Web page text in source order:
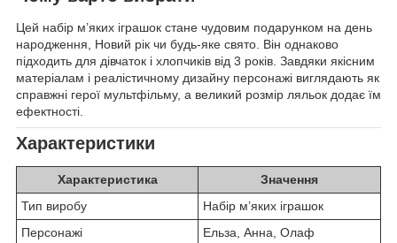
Цей набір м’яких іграшок стане чудовим подарунком на день
народження, Новий рік чи будь-яке свято. Він однаково
підходить для дівчаток і хлопчиків від 3 років. Завдяки якісним
матеріалам і реалістичному дизайну персонажі виглядають як
справжні герої мультфільму, а великий розмір ляльок додає їм
ефектності.
Характеристики
Характеристика
Значення
Тип виробу
Набір м’яких іграшок
Персонажі
Ельза, Анна, Олаф